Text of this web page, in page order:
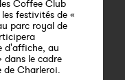
Coffee Club
festivités de «
parc royal de
d'affiche, au
dans le cadre
de Charleroi.